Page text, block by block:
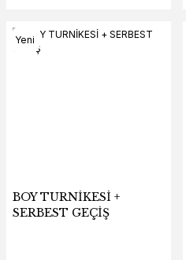
Yeni
BOY TURNİKESİ +
SERBEST GEÇİŞ